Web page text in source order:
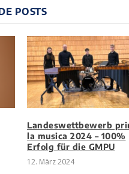
POSTS
Landeswettbewerb
la musica 2024 – 100%
Erfolg für die GMPU
12. März 2024